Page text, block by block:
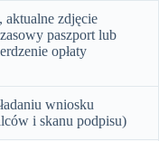
aktualne zdjęcie
paszport lub
opłaty
wniosku
i skanu podpisu)